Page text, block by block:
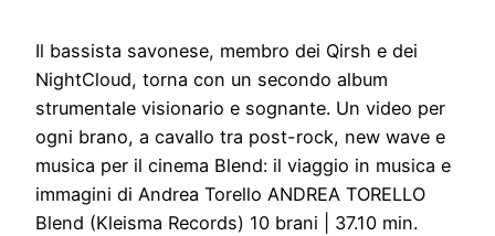
Il bassista savonese, membro dei Qirsh e dei
NightCloud, torna con un secondo album
strumentale visionario e sognante. Un video per
ogni brano, a cavallo tra post-rock, new wave e
musica per il cinema Blend: il viaggio in musica e
immagini di Andrea Torello ANDREA TORELLO
Blend (Kleisma Records) 10 brani | 37.10 min.